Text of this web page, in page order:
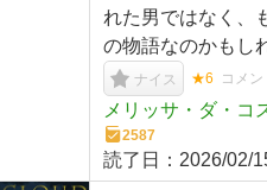
れた男ではなく、
の物語なのかもし
ナイス ★6 コメ
メリッサ・ダ・コ
2587
読了日： 2026/02/